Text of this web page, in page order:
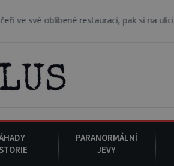
restauraci, pak si na ulici zavolá taxi,
PARANORMÁLNÍ
JEVY